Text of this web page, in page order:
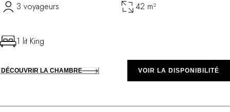
3 voyageurs 42 m²
1 lit King
DÉCOUVRIR LA CHAMBRE VOIR LA DISPONIBILITÉ